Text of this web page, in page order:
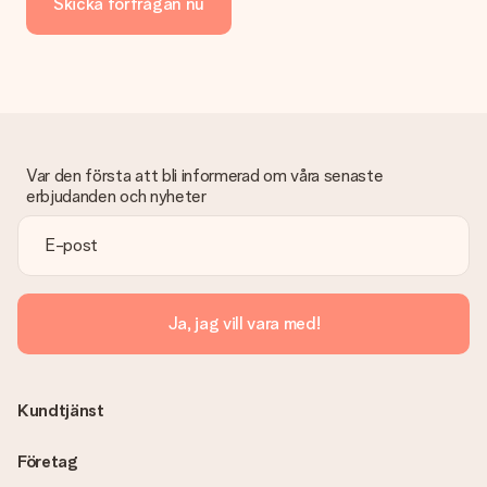
Var den första att bli informerad om våra senaste
erbjudanden och nyheter
Ja, jag vill vara med!
Kundtjänst
Företag